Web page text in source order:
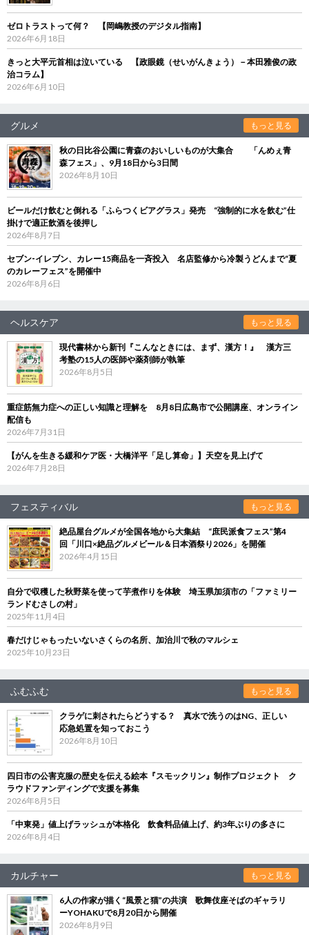
ゼロトラストって何？ 【岡嶋教授のデジタル指南】
2026年6月18日
きっと大平元首相は泣いている 【政眼鏡（せいがんきょう）－本田雅俊の政
治コラム】
2026年6月10日
グルメ もっと見る
秋の日比谷公園に青森のおいしいものが大集合 「んめぇ青
森フェス」、9月18日から3日間
2026年8月10日
ビールだけ飲むと倒れる「ふらつくビアグラス」発売 “強制的に水を飲む”仕
掛けで適正飲酒を後押し
2026年8月7日
セブン‐イレブン、カレー15商品を一斉投入 名店監修から冷製うどんまで“夏
のカレーフェス”を開催中
2026年8月6日
ヘルスケア もっと見る
現代書林から新刊『こんなときには、まず、漢方！』 漢方三
考塾の15人の医師や薬剤師が執筆
2026年8月5日
重症筋無力症への正しい知識と理解を 8月8日広島市で公開講座、オンライン
配信も
2026年7月31日
【がんを生きる緩和ケア医・大橋洋平「足し算命」】天空を見上げて
2026年7月28日
フェスティバル もっと見る
絶品屋台グルメが全国各地から大集結 “庶民派食フェス”第4
回「川口×絶品グルメビール＆日本酒祭り2026」を開催
2026年4月15日
自分で収穫した秋野菜を使って芋煮作りを体験 埼玉県加須市の「ファミリー
ランドむさしの村」
2025年11月4日
春だけじゃもったいないさくらの名所、加治川で秋のマルシェ
2025年10月23日
ふむふむ もっと見る
クラゲに刺されたらどうする？ 真水で洗うのはNG、正しい
応急処置を知っておこう
2026年8月10日
四日市の公害克服の歴史を伝える絵本『スモックリン』制作プロジェクト ク
ラウドファンディングで支援を募集
2026年8月5日
「中東発」値上げラッシュが本格化 飲食料品値上げ、約3年ぶりの多さに
2026年8月4日
カルチャー もっと見る
6人の作家が描く“風景と猫”の共演 歌舞伎座そばのギャラリ
ーYOHAKUで8月20日から開催
2026年8月9日